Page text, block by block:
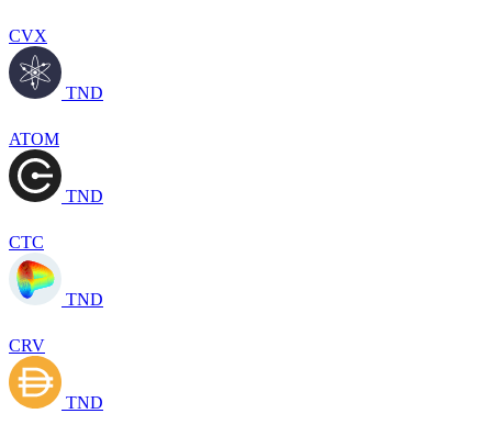
CVX
TND
ATOM
TND
CTC
TND
CRV
TND